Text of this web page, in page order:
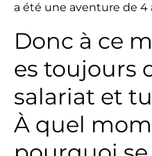
a été une aventure de 4
Donc à ce
es toujours
salariat et
À quel